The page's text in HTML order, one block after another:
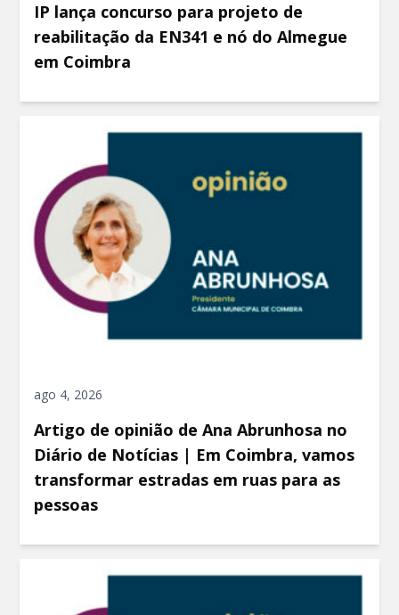
IP lança concurso para projeto de
reabilitação da EN341 e nó do Almegue
em Coimbra
ago 4, 2026
Artigo de opinião de Ana Abrunhosa no
Diário de Notícias | Em Coimbra, vamos
transformar estradas em ruas para as
pessoas